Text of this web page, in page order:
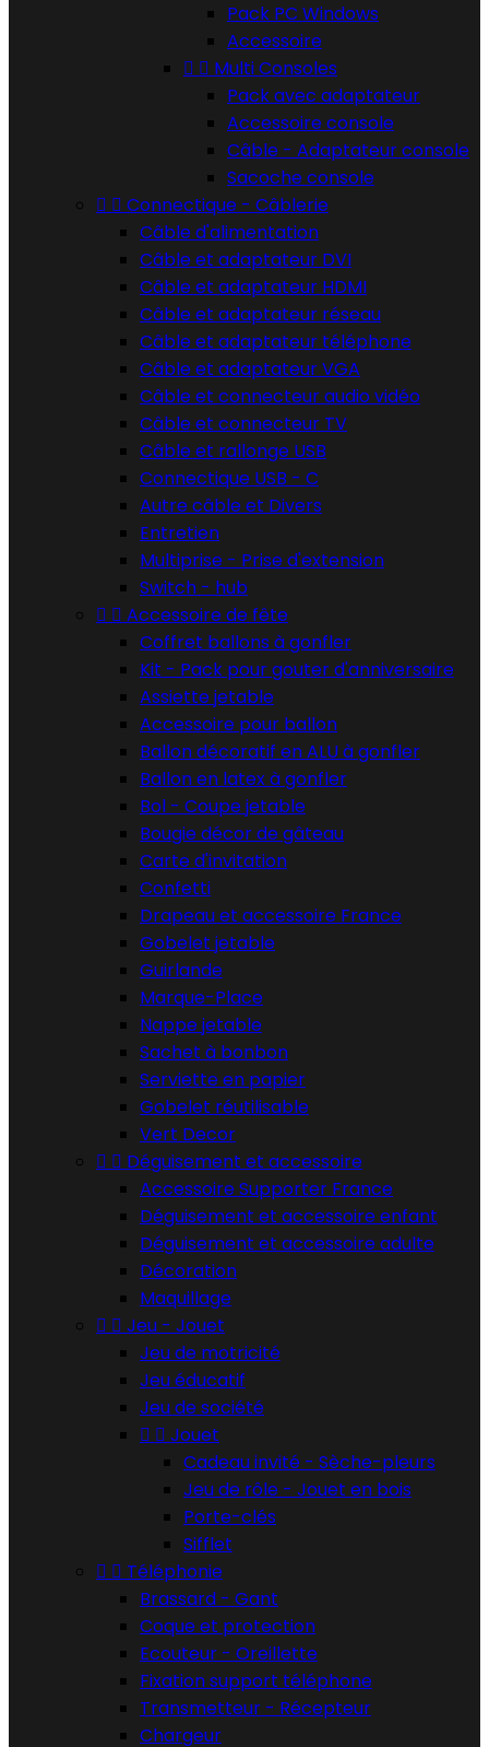
Pack PC Windows
Accessoire
  Multi Consoles
Pack avec adaptateur
Accessoire console
Câble - Adaptateur console
Sacoche console
  Connectique - Câblerie
Câble d'alimentation
Câble et adaptateur DVI
Câble et adaptateur HDMI
Câble et adaptateur réseau
Câble et adaptateur téléphone
Câble et adaptateur VGA
Câble et connecteur audio vidéo
Câble et connecteur TV
Câble et rallonge USB
Connectique USB - C
Autre câble et Divers
Entretien
Multiprise - Prise d'extension
Switch - hub
  Accessoire de fête
Coffret ballons à gonfler
Kit - Pack pour gouter d'anniversaire
Assiette jetable
Accessoire pour ballon
Ballon décoratif en ALU à gonfler
Ballon en latex à gonfler
Bol - Coupe jetable
Bougie décor de gâteau
Carte d'invitation
Confetti
Drapeau et accessoire France
Gobelet jetable
Guirlande
Marque-Place
Nappe jetable
Sachet à bonbon
Serviette en papier
Gobelet réutilisable
Vert Decor
  Déguisement et accessoire
Accessoire Supporter France
Déguisement et accessoire enfant
Déguisement et accessoire adulte
Décoration
Maquillage
  Jeu - Jouet
Jeu de motricité
Jeu éducatif
Jeu de société
  Jouet
Cadeau invité - Sèche-pleurs
Jeu de rôle - Jouet en bois
Porte-clés
Sifflet
  Téléphonie
Brassard - Gant
Coque et protection
Ecouteur - Oreillette
Fixation support téléphone
Transmetteur - Récepteur
Chargeur